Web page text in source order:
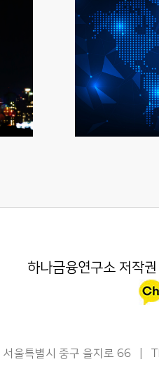
하나금융연구소 저작
서울특별시 중구 을지로 66|